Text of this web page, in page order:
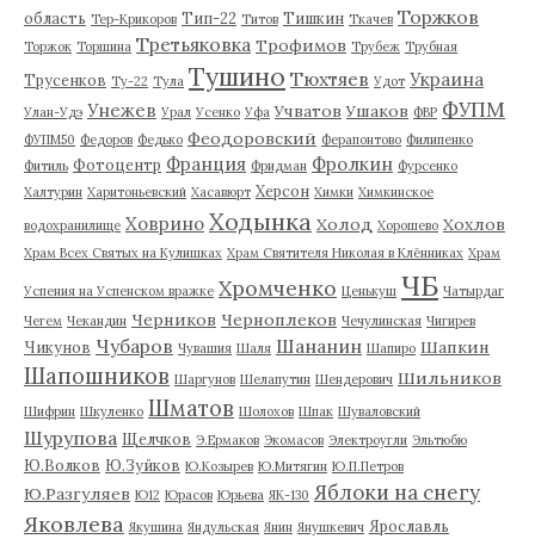
область Тер-Крикоров Тип-22 Титов Тишкин Ткачев Торжков
Торжок Торшина Третьяковка Трофимов Трубеж Трубная
Трусенков Ту-22 Тула Тушино Тюхтяев Удот Украина
Улан-Удэ Унежев Урал Усенко Уфа Учватов Ушаков ФВР ФУПМ
ФУПМ50 Федоров Федько Феодоровский Ферапонтово Филипенко
Фитиль Фотоцентр Франция Фридман Фролкин Фурсенко
Халтурин Харитоньевский Хасавюрт Херсон Химки Химкинское
водохранилище Ховрино Ходынка Холод Хорошево Хохлов
Храм Всех Святых на Кулишках Храм Святителя Николая в Клённиках Храм
Успения на Успенском вражке Хромченко Ценькуш ЧБ Чатырдаг
Чегем Чекандин Черников Черноплеков Чечулинская Чигирев
Чикунов Чубаров Чувашия Шаля Шананин Шапиро Шапкин
Шапошников Шаргунов Шелапутин Шендерович Шильников
Шифрин Шкуленко Шматов Шолохов Шпак Шуваловский
Шурупова Щелчков Э.Ермаков Экомасов Электроугли Эльтюбю
Ю.Волков Ю.Зуйков Ю.Козырев Ю.Митягин Ю.П.Петров
Ю.Разгуляев Ю12 Юрасов Юрьева ЯК-130 Яблоки на снегу
Яковлева Якушина Яндульская Янин Янушкевич Ярославль